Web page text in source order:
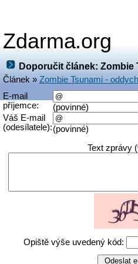
Zdarma.org
Doporučit článek: Zombie
Článek » Zombie Tsunami -
E-mail
příjemce:
(povinné)
Váš E-mail
(odesílatele):(povinné)
Text zprávy
Opiště výše uvedený kód: